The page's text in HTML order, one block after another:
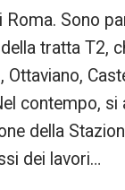
Roma. Sono
tratta T2,
Ottaviano,
contempo, si
della
dei lavori…